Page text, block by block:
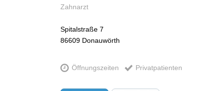
Zahnarzt
Spitalstraße 7
86609 Donauwörth
Öffnungszeiten Privatpatienten